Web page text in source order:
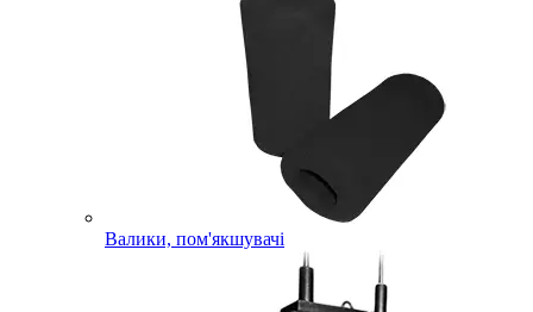
Валики, пом'якшувачі